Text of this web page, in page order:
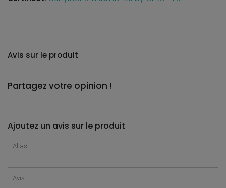
Avis sur le produit
Partagez votre opinion !
Ajoutez un avis sur le produit
Alias
Avis